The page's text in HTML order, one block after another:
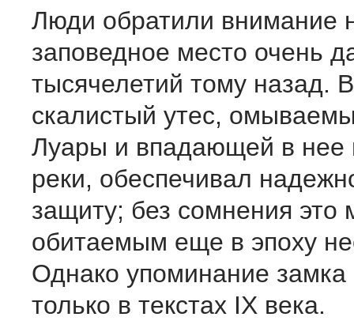
Люди обратили внимание
заповедное место очень
тысячелетий тому назад.
скалистый утес,
Луары и впадающей в нее
реки, обеспечивал
защиту; без сомнения это
обитаемым еще в эпоху
Однако упоминание замка
только в текстах IX века.